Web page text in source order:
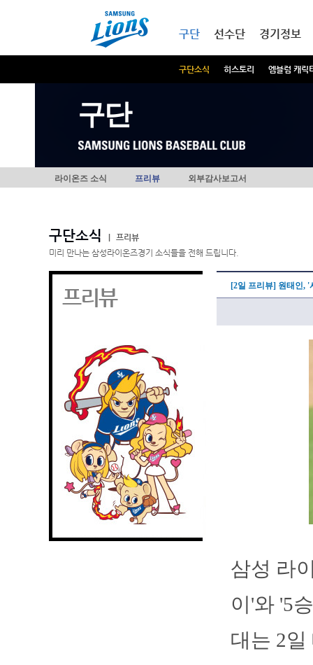
구단
구단소식 히스토리 엠블럼 캐릭
선수단 경기정보
구단
라이온즈 소식 프리뷰 외부감사보고서
구단소식
프리뷰
미리 만나는 삼성라이온즈경기 소식들을 전해 드립니다.
프리뷰 [2일 프리뷰] 원태인,
삼성 라
이'와 '5
대는 2일